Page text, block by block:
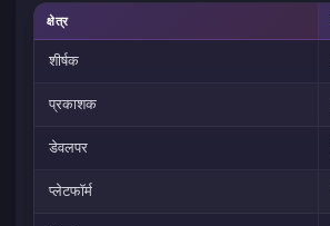
क्षेत्र
शीर्षक
प्रकाशक
डेवलपर
प्लेटफॉर्म